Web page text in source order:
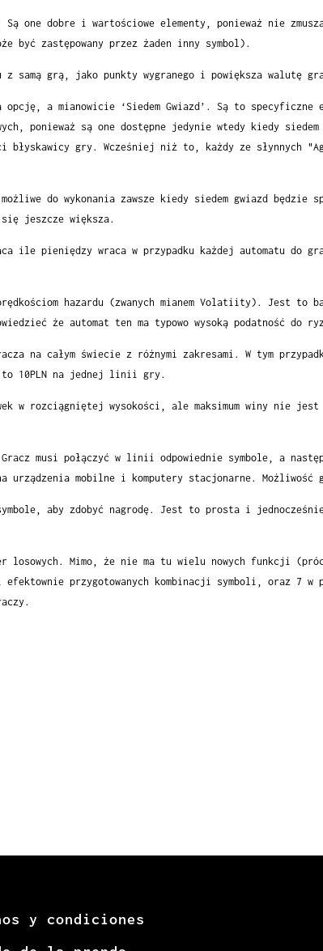
one dobre i wartościowe elementy, ponieważ nie
być zastępowany przez żaden inny symbol).
z samą grą, jako punkty wygranego i powiększa walutę
opcję, a mianowicie ‘Siedem Gwiazd’. Są to
ponieważ są one dostępne jedynie wtedy kiedy
gry. Wcześniej niż to, każdy ze słynnych
do wykonania zawsze kiedy siedem gwiazd będzie
jeszcze większa.
pieniędzy wraca w przypadku każdej automatu do
hazardu (zwanych mianem Volatiity). Jest to
że automat ten ma typowo wysoką podatność do
na całym świecie z różnymi zakresami. W tym
to 10PLN na jednej linii gry.
w rozciągniętej wysokości, ale maksimum winy nie
musi połączyć w linii odpowiednie symbole, a
urządzenia mobilne i komputery stacjonarne.
aby zdobyć nagrodę. Jest to prosta i
losowych. Mimo, że nie ma tu wielu nowych funkcji
przygotowanych kombinacji symboli, oraz 7 w
y condiciones